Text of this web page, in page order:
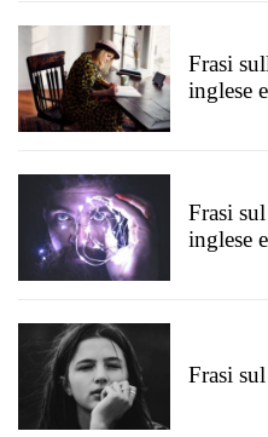
Frasi
inglese
Frasi
inglese
Frasi